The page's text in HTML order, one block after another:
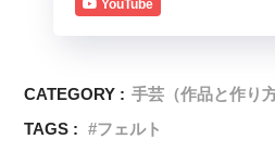
YouTube
CATEGORY : 手芸（作品と作り
TAGS :
フェルト